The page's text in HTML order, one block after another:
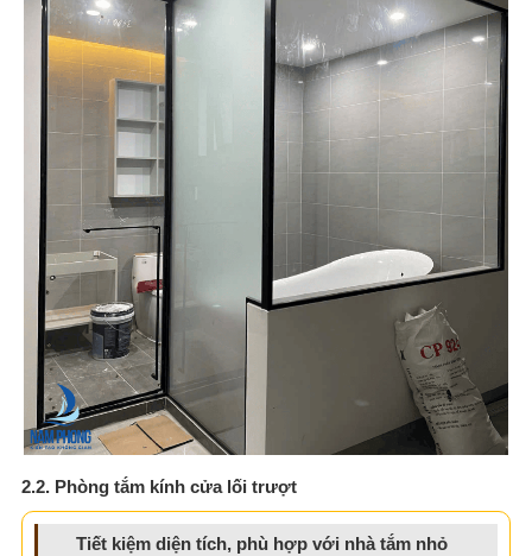
2.2. Phòng tắm kính cửa lối trượt
Tiết kiệm diện tích, phù hợp với nhà tắm nhỏ